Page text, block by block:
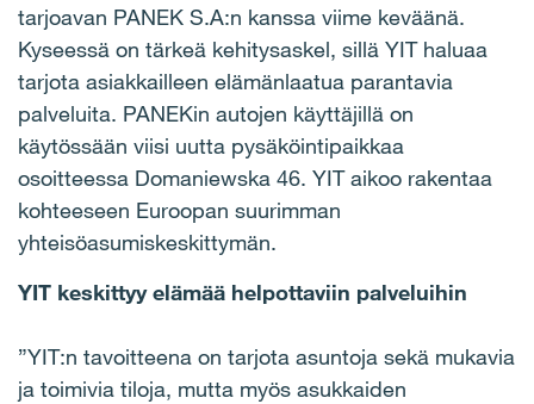
tarjoavan PANEK S.A:n kanssa viime keväänä.
Kyseessä on tärkeä kehitysaskel, sillä YIT haluaa
tarjota asiakkailleen elämänlaatua parantavia
palveluita. PANEKin autojen käyttäjillä on
käytössään viisi uutta pysäköintipaikkaa
osoitteessa Domaniewska 46. YIT aikoo rakentaa
kohteeseen Euroopan suurimman
yhteisöasumiskeskittymän.
YIT keskittyy elämää helpottaviin palveluihin
”YIT:n tavoitteena on tarjota asuntoja sekä mukavia
ja toimivia tiloja, mutta myös asukkaiden